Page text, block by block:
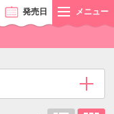
発売日 メニュー